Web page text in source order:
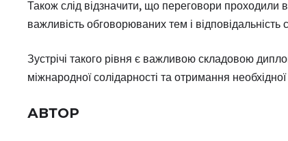
Також слід відзначити, що переговори проходили
важливість обговорюваних тем і
Зустрічі такого рівня є важливою складовою
міжнародної солідарності та отримання
АВТОР